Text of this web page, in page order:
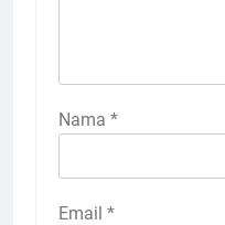
Nama *
Email *